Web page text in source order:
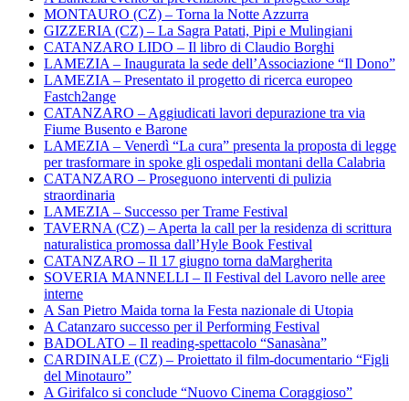
MONTAURO (CZ) – Torna la Notte Azzurra
GIZZERIA (CZ) – La Sagra Patati, Pipi e Mulingiani
CATANZARO LIDO – Il libro di Claudio Borghi
LAMEZIA – Inaugurata la sede dell’Associazione “Il Dono”
LAMEZIA – Presentato il progetto di ricerca europeo
Fastch2ange
CATANZARO – Aggiudicati lavori depurazione tra via
Fiume Busento e Barone
LAMEZIA – Venerdì “La cura” presenta la proposta di legge
per trasformare in spoke gli ospedali montani della Calabria
CATANZARO – Proseguono interventi di pulizia
straordinaria
LAMEZIA – Successo per Trame Festival
TAVERNA (CZ) – Aperta la call per la residenza di scrittura
naturalistica promossa dall’Hyle Book Festival
CATANZARO – Il 17 giugno torna daMargherita
SOVERIA MANNELLI – Il Festival del Lavoro nelle aree
interne
A San Pietro Maida torna la Festa nazionale di Utopia
A Catanzaro successo per il Performing Festival
BADOLATO – Il reading-spettacolo “Sanasàna”
CARDINALE (CZ) – Proiettato il film-documentario “Figli
del Minotauro”
A Girifalco si conclude “Nuovo Cinema Coraggioso”